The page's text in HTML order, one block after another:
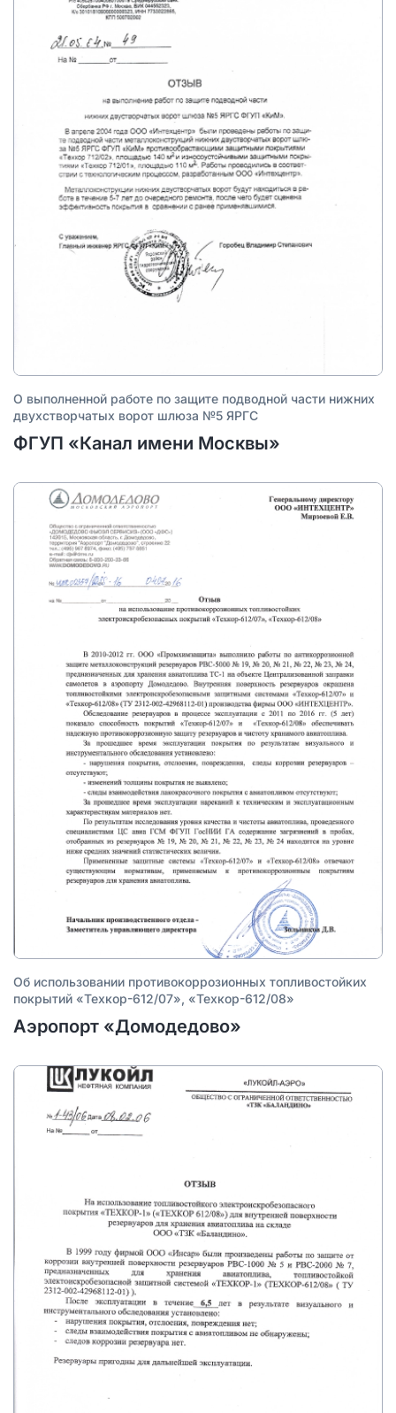
ФГУП «Канал имени Москвы»
О выполненной работе по защите подводной части нижних
двухстворчатых ворот шлюза №5 ЯРГС
Аэропорт «Домодедово»
Об использовании противокоррозионных топливостойких
покрытий «Техкор-612/07», «Техкор-612/08»